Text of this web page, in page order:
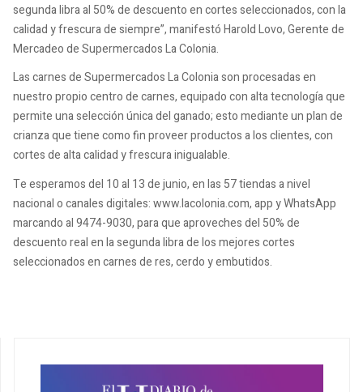
segunda libra al 50% de descuento en cortes seleccionados, con la
calidad y frescura de siempre”, manifestó Harold Lovo, Gerente de
Mercadeo de Supermercados La Colonia.
Las carnes de Supermercados La Colonia son procesadas en
nuestro propio centro de carnes, equipado con alta tecnología que
permite una selección única del ganado; esto mediante un plan de
crianza que tiene como fin proveer productos a los clientes, con
cortes de alta calidad y frescura inigualable.
Te esperamos del 10 al 13 de junio, en las 57 tiendas a nivel
nacional o canales digitales: www.lacolonia.com, app y WhatsApp
marcando al 9474-9030, para que aproveches del 50% de
descuento real en la segunda libra de los mejores cortes
seleccionados en carnes de res, cerdo y embutidos.